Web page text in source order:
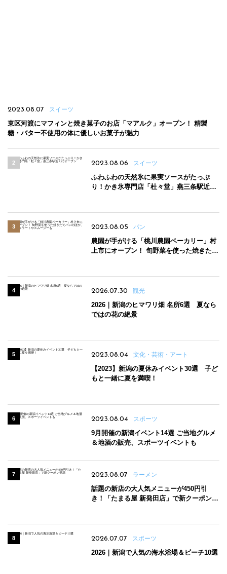
2023.08.07 スイーツ
東区河渡にマフィンと焼き菓子のお店「マアルク」オープン！ 精製
糖・バター不使用の体に優しいお菓子が魅力
2023.08.06 スイーツ
ふわふわの天然氷に果実ソースがたっぷ
り！かき氷専門店「杜々堂」燕三条駅近く
2023.08.05 パン
農園が手がける「桃川農園ベーカリー」村
上市にオープン！ 旬野菜を使った焼きたて
2026.07.30 観光
2026｜新潟のヒマワリ畑 名所6選 夏なら
ではの花の絶景
2023.08.04 文化・芸術・アート
【2023】新潟の夏休みイベント30選 子ど
もと一緒に夏を満喫！
2023.08.04 スポーツ
9月開催の新潟イベント14選 ご当地グルメ
＆地酒の販売、スポーツイベントも
2023.08.07 ラーメン
話題の新店の大人気メニューが450円引
き！「たまる屋 新発田店」で新クーポン登
2026.07.07 スポーツ
2026｜新潟で人気の海水浴場＆ビーチ10選